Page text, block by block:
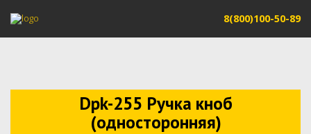
8(800)100-50-89
Dpk-255 Ручка кноб
(односторонняя)